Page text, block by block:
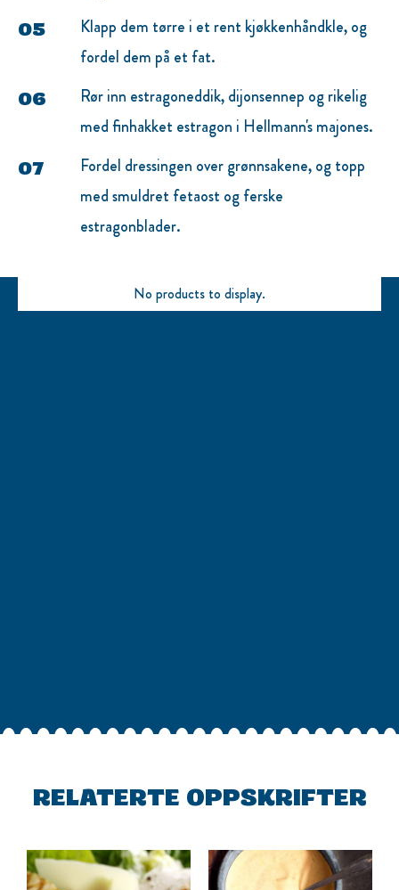
Klapp dem tørre i et rent kjøkkenhåndkle, og
fordel dem på et fat.
Rør inn estragoneddik, dijonsennep og rikelig
med finhakket estragon i Hellmann's majones.
Fordel dressingen over grønnsakene, og topp
med smuldret fetaost og ferske
estragonblader.
No products to display.
RELATERTE OPPSKRIFTER